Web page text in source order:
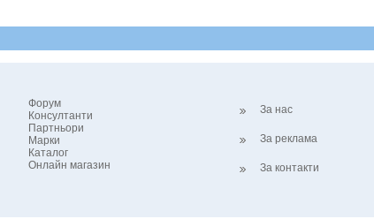
Форум
Консултанти
Партньори
Марки
Каталог
Онлайн магазин
За нас
За реклама
За контакти